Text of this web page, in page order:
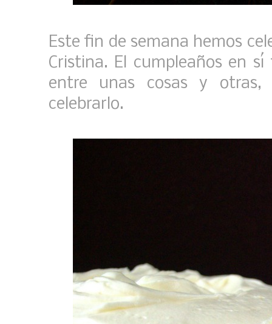
Este fin de semana hemos
Cristina. El cumpleaños en
entre unas cosas y otras,
celebrarlo.